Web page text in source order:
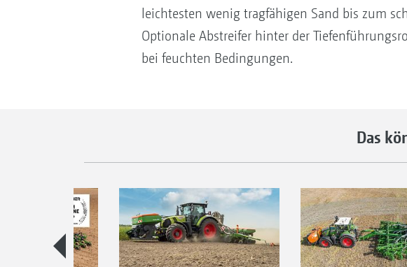
leichtesten wenig tragfähigen Sand bis zum
Optionale Abstreifer hinter der
bei feuchten Bedingungen.
Das